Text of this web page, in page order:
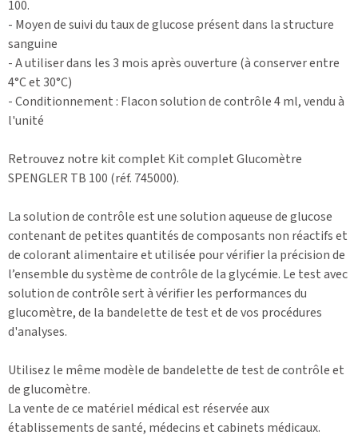
100.
- Moyen de suivi du taux de glucose présent dans la structure
sanguine
- A utiliser dans les 3 mois après ouverture (à conserver entre
4°C et 30°C)
- Conditionnement : Flacon solution de contrôle 4 ml, vendu à
l'unité
Retrouvez notre kit complet Kit complet Glucomètre
SPENGLER TB 100 (réf. 745000).
La solution de contrôle est une solution aqueuse de glucose
contenant de petites quantités de composants non réactifs et
de colorant alimentaire et utilisée pour vérifier la précision de
l’ensemble du système de contrôle de la glycémie. Le test avec
solution de contrôle sert à vérifier les performances du
glucomètre, de la bandelette de test et de vos procédures
d'analyses.
Utilisez le même modèle de bandelette de test de contrôle et
de glucomètre.
La vente de ce matériel médical est réservée aux
établissements de santé, médecins et cabinets médicaux.